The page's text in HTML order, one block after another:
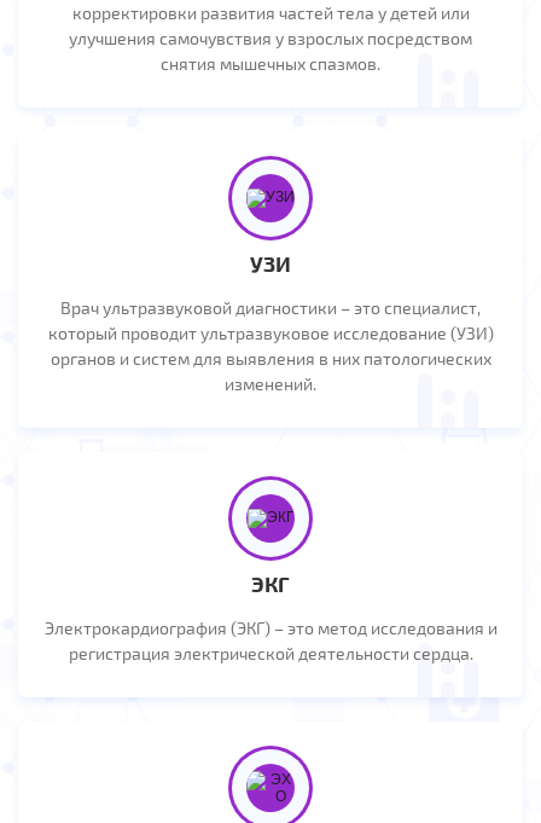
корректировки развития частей тела у детей или
улучшения самочувствия у взрослых посредством
снятия мышечных спазмов.
УЗИ
Врач ультразвуковой диагностики – это специалист,
который проводит ультразвуковое исследование (УЗИ)
органов и систем для выявления в них патологических
изменений.
ЭКГ
Электрокардиография (ЭКГ) – это метод исследования и
регистрация электрической деятельности сердца.